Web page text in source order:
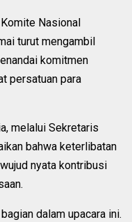
Nasional
turut mengambil
komitmen
persatuan para
melalui Sekretaris
bahwa keterlibatan
nyata kontribusi
dalam upacara ini.